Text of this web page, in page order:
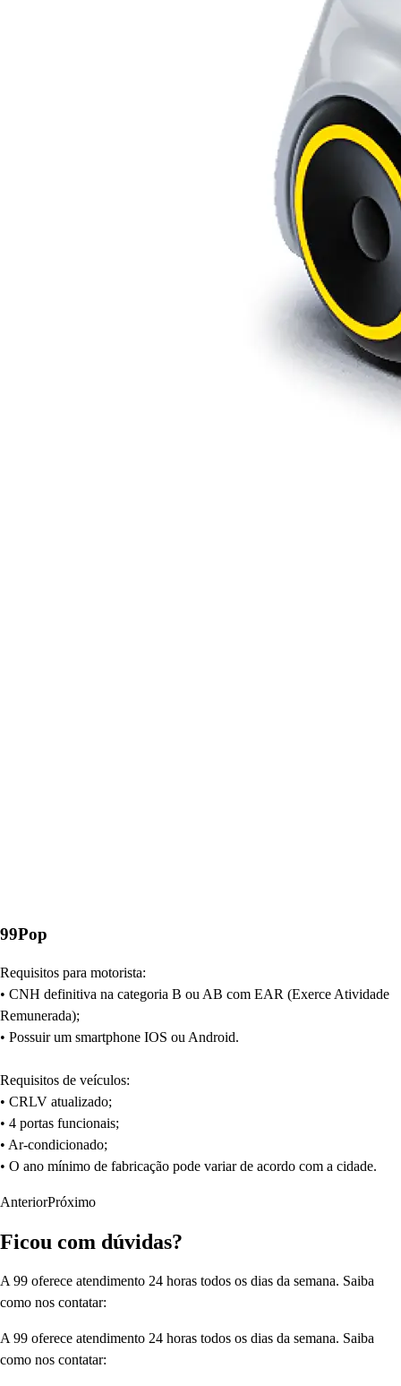
99Pop
Requisitos para motorista:
• CNH definitiva na categoria B ou AB com EAR (Exerce Atividade
Remunerada);
• Possuir um smartphone IOS ou Android.
Requisitos de veículos:
• CRLV atualizado;
• 4 portas funcionais;
• Ar-condicionado;
• O ano mínimo de fabricação pode variar de acordo com a cidade.
AnteriorPróximo
Ficou com dúvidas?
A 99 oferece atendimento 24 horas todos os dias da semana. Saiba
como nos contatar:
A 99 oferece atendimento 24 horas todos os dias da semana. Saiba
como nos contatar: